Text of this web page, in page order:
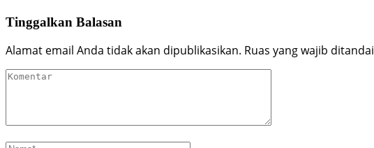
Tinggalkan Balasan
Alamat email Anda tidak akan dipublikasikan. Ruas yang wajib ditandai